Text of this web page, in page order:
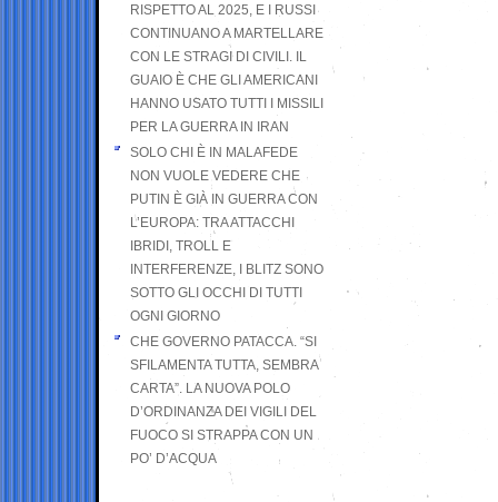
RISPETTO AL 2025, E I RUSSI
CONTINUANO A MARTELLARE
CON LE STRAGI DI CIVILI. IL
GUAIO È CHE GLI AMERICANI
HANNO USATO TUTTI I MISSILI
PER LA GUERRA IN IRAN
SOLO CHI È IN MALAFEDE
NON VUOLE VEDERE CHE
PUTIN È GIÀ IN GUERRA CON
L’EUROPA: TRA ATTACCHI
IBRIDI, TROLL E
INTERFERENZE, I BLITZ SONO
SOTTO GLI OCCHI DI TUTTI
OGNI GIORNO
CHE GOVERNO PATACCA. “SI
SFILAMENTA TUTTA, SEMBRA
CARTA”. LA NUOVA POLO
D’ORDINANZA DEI VIGILI DEL
FUOCO SI STRAPPA CON UN
PO’ D’ACQUA